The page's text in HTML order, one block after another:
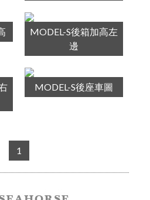
MODEL-S後箱加高左
邊
MODEL-S後座車圖
1